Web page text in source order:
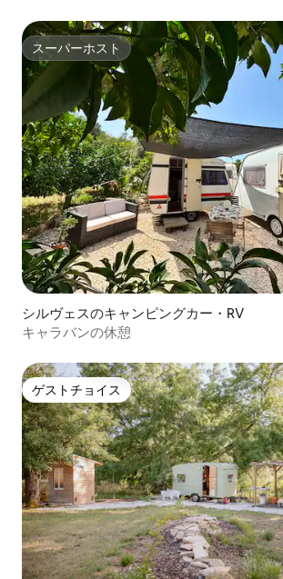
スーパーホスト
スーパーホスト
シルヴェスのキャンピングカー・RV
キャラバンの休憩
ゲストチョイス
ゲストチョイス